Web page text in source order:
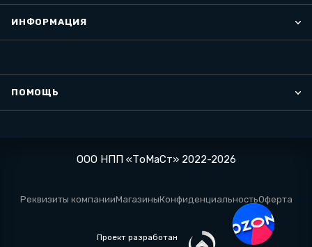
ИНФОРМАЦИЯ
ПОМОЩЬ
ООО НПП «ТоМаСт» 2022-2026
Реквизиты компанииМагазиныКонфиденциальностьОферта
Проект разработан